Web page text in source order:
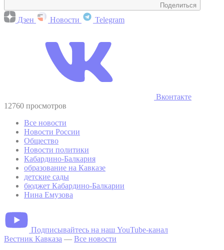
Поделиться
Дзен Новости Telegram
Вконтакте
12760 просмотров
Все новости
Новости России
Общество
Новости политики
Кабардино-Балкария
образование на Кавказе
детские сады
бюджет Кабардино-Балкарии
Нина Емузова
Подписывайтесь на наш YouTube-канал
Вестник Кавказа — Все новости